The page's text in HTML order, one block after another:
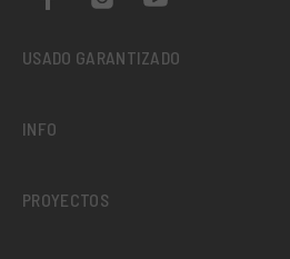
USADO GARANTIZADO
INFO
PROYECTOS